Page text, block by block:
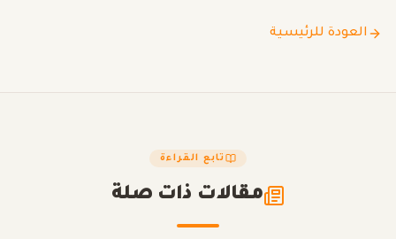
العودة للرئيسية
تابع القراءة
مقالات ذات صلة